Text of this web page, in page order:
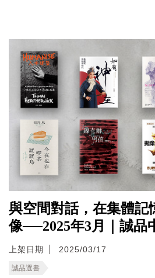
與空間對話，在集體記
像──2025年3月｜誠品
上架日期 2025/03/17
誠品選書